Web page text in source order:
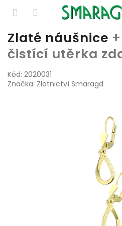
Přejít
na
obsah
Zlaté náušnice
čistící utěrka
Kód: 2020031
Značka: Zlatnictví Smaragd